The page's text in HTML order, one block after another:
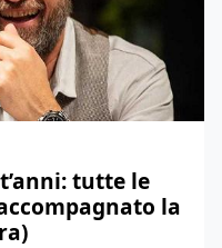
tutte le
la